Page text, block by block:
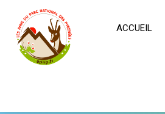
ACCUEIL